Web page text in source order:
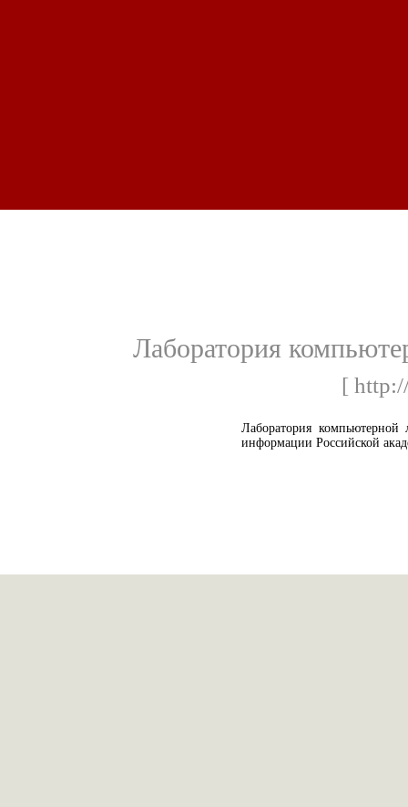
Лаборатория
[
Лаборатория компьютерной
информации Российской